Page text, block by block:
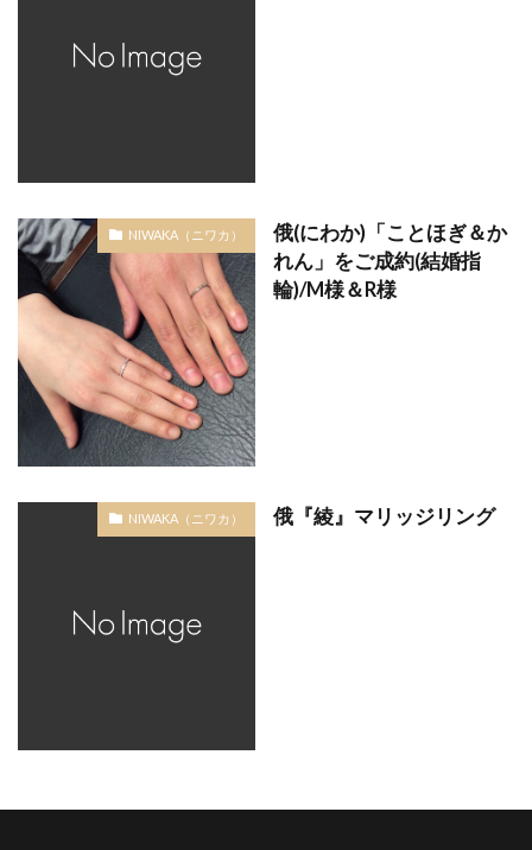
NIWAKA（ニワカ）
俄(にわか)「ことほぎ＆か
れん」をご成約(結婚指
輪)/M様＆R様
NIWAKA（ニワカ） 俄『綾』マリッジリング